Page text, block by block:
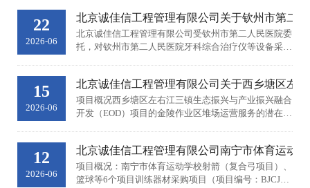
（北京时间）前提交响应文件一、...
22
2026-06
北京诚佳信工程管理有限公司关于钦州市第二
北京诚佳信工程管理有限公司受钦州市第二人民医院委
托，对钦州市第二人民医院牙科综合治疗仪等设备采购
名称：钦州市第二...
15
2026-06
北京诚佳信工程管理有限公司关于西乡塘区左
项目概况西乡塘区左右江三镇生态振兴与产业振兴融合
开发（EOD）项目的金陵作业区堆场运营服务的潜在供
件，并于2026年06月26日09点30...
12
2026-06
北京诚佳信工程管理有限公司南宁市体育运动
项目概况：南宁市体育运动学校射箭（复合弓项目）、
篮球等6个项目训练器材采购项目（项目编号：BJCJX-